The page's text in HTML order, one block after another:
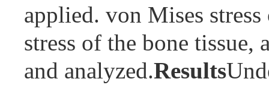
applied. von Mises
stress of the bone
and analyzed.Results